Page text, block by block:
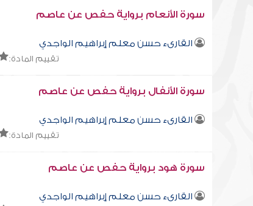
سورة الأنعام برواية حفص عن عاصم
القارىء حسن معلم إبراهيم الواجدي
تقييم المادة:
سورة الأنفال برواية حفص عن عاصم
القارىء حسن معلم إبراهيم الواجدي
تقييم المادة:
سورة هود برواية حفص عن عاصم
القارىء حسن معلم إبراهيم الواجدي